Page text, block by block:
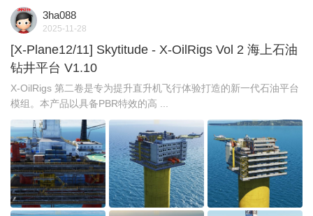
3ha088
2025-11-28
[X-Plane12/11] Skytitude - X-OilRigs Vol 2 海上石油
钻井平台 V1.10
X-OilRigs 第二卷是专为提升直升机飞行体验打造的新一代石油平台
模组。本产品以具备PBR特效的高 ...